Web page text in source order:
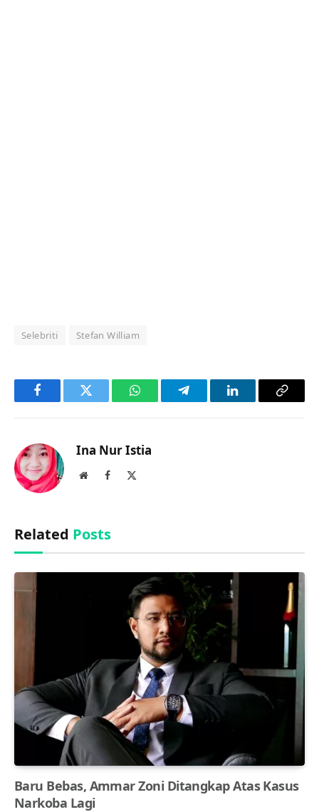
Selebriti Stefan William
FacebookTwitter WhatsAppTelegramLinkedInCopy
Ina Nur Istia
WebsiteFacebook
Related Posts
Baru Bebas, Ammar Zoni Ditangkap Atas Kasus
Narkoba Lagi